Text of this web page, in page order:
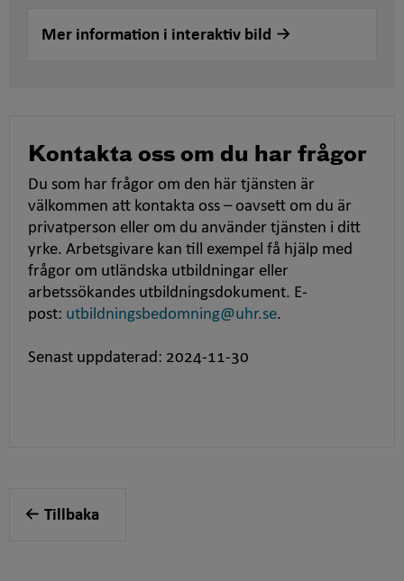
Mer information i interaktiv bild
Kontakta oss om du har frågor
Du som har frågor om den här tjänsten är
välkommen att kontakta oss – oavsett om du är
privatperson eller om du använder tjänsten i ditt
yrke. Arbetsgivare kan till exempel få hjälp med
frågor om utländska utbildningar eller
arbetssökandes utbildningsdokument. E-
post: utbildningsbedomning@uhr.se.
Senast uppdaterad: 2024-11-30
Tillbaka